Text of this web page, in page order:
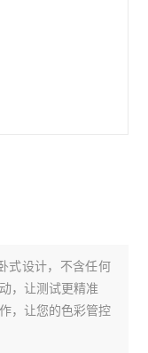
式设计，不含任何
，让测试更精准
，让您的色彩管控